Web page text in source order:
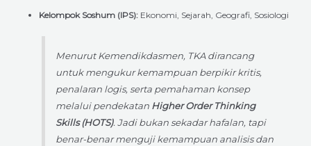
Kelompok Soshum (IPS): Ekonomi, Sejarah, Geografi, Sosiologi
Menurut Kemendikdasmen, TKA dirancang
untuk mengukur kemampuan berpikir kritis,
penalaran logis, serta pemahaman konsep
melalui pendekatan Higher Order Thinking
Skills (HOTS). Jadi bukan sekadar hafalan, tapi
benar-benar menguji kemampuan analisis dan